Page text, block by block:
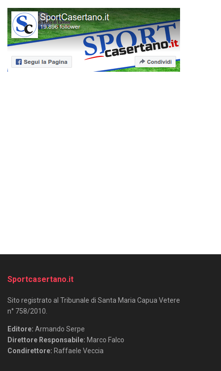
Sportcasertano.it
Sito registrato al Tribunale di Santa Maria Capua Vetere
n° 758/2010.
Editore: Armando Serpe
Direttore Responsabile: Marco Falco
Condirettore: Raffaele Veccia